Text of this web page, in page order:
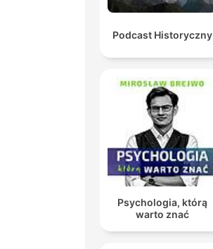
Podcast Historyczny
Psychologia, którą
warto znać